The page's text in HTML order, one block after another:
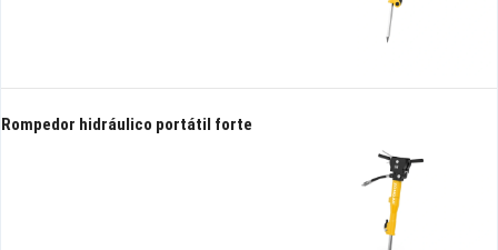
Rompedor hidráulico portátil forte